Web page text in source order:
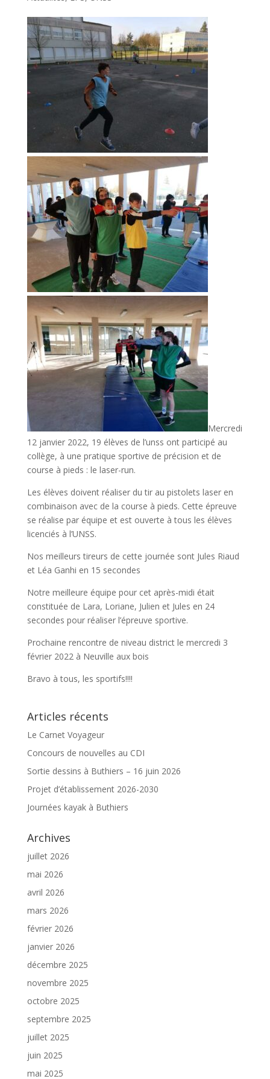
Mercredi
12 janvier 2022, 19 élèves de l’unss ont participé au
collège, à une pratique sportive de précision et de
course à pieds : le laser-run.
Les élèves doivent réaliser du tir au pistolets laser en
combinaison avec de la course à pieds. Cette épreuve
se réalise par équipe et est ouverte à tous les élèves
licenciés à l’UNSS.
Nos meilleurs tireurs de cette journée sont Jules Riaud
et Léa Ganhi en 15 secondes
Notre meilleure équipe pour cet après-midi était
constituée de Lara, Loriane, Julien et Jules en 24
secondes pour réaliser l’épreuve sportive.
Prochaine rencontre de niveau district le mercredi 3
février 2022 à Neuville aux bois
Bravo à tous, les sportifs!!!!
Articles récents
Le Carnet Voyageur
Concours de nouvelles au CDI
Sortie dessins à Buthiers – 16 juin 2026
Projet d’établissement 2026-2030
Journées kayak à Buthiers
Archives
juillet 2026
mai 2026
avril 2026
mars 2026
février 2026
janvier 2026
décembre 2025
novembre 2025
octobre 2025
septembre 2025
juillet 2025
juin 2025
mai 2025